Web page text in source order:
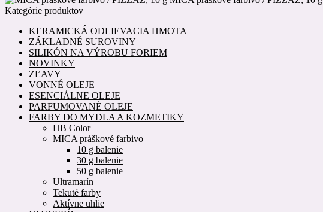
Kategórie produktov
KERAMICKÁ ODLIEVACIA HMOTA
ZÁKLADNÉ SUROVINY
SILIKÓN NA VÝROBU FORIEM
NOVINKY
ZĽAVY
VONNÉ OLEJE
ESENCIÁLNE OLEJE
PARFUMOVANÉ OLEJE
FARBY DO MYDLA A KOZMETIKY
HB Color
MICA práškové farbivo
10 g balenie
30 g balenie
50 g balenie
Ultramarín
Tekuté farby
Aktívne uhlie